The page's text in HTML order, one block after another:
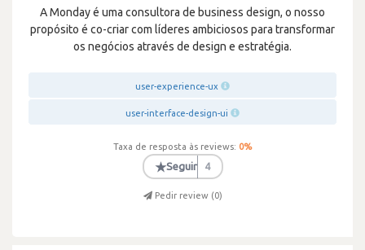
A Monday é uma consultora de business design, o nosso
propósito é co-criar com líderes ambiciosos para transformar
os negócios através de design e estratégia.
user-experience-ux
user-interface-design-ui
Taxa de resposta às reviews: 0%
★Seguir 4
Pedir review (0)